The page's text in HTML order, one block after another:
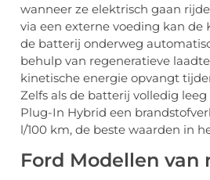
wanneer ze elektrisch gaan
via een externe voeding kan de
de batterij onderweg
behulp van regeneratieve
kinetische energie opvangt
Zelfs als de batterij volledig
Plug-In Hybrid een
l/100 km, de beste waarden in
Ford Modellen van